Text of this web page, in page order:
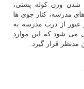
وزن كوله پشتی،
مدرسه، كنار جوی ها
عبور از درب مدرسه به
می شود كه این موارد
قرار گیرد.